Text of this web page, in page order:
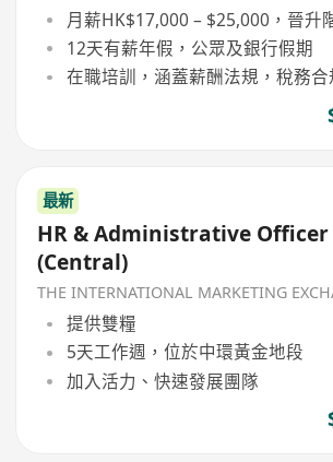
月薪HK$17,000 – $25,000，晉升
12天有薪年假，公眾及銀行假期
在職培訓，涵蓋薪酬法規，稅務合
最新
HR & Administrative Officer
(Central)
提供雙糧
5天工作週，位於中環黃金地段
加入活力、快速發展團隊